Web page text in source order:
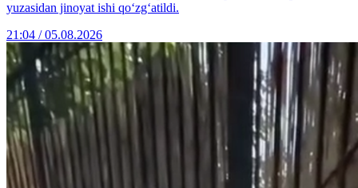
yuzasidan jinoyat ishi qo‘zg‘atildi.
21:04 / 05.08.2026